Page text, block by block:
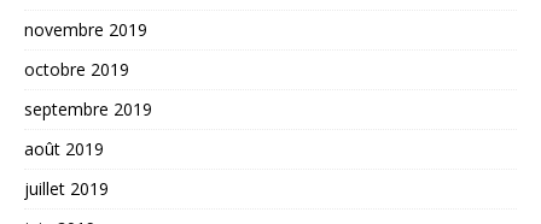
novembre 2019
octobre 2019
septembre 2019
août 2019
juillet 2019